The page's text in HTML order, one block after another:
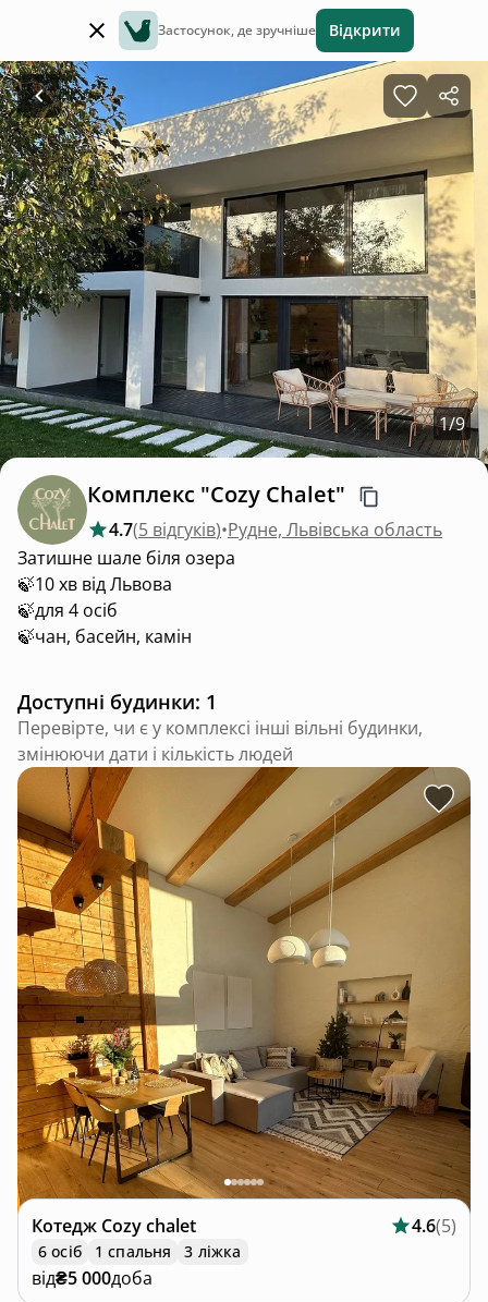
Застосунок, де зручніше Відкрити
1/9
Комплекс "Cozy Chalet"
4.7(5 відгуків)•Рудне, Львівська область
Затишне шале біля озера
🍃10 хв від Львова
🍃для 4 осіб
🍃чан, басейн, камін
Доступні будинки: 1
Перевірте, чи є у комплексі інші вільні будинки,
змінюючи дати і кількість людей
Котедж Cozy chalet 4.6(5)
6 осіб 1 спальня 3 ліжка
від₴5 000доба